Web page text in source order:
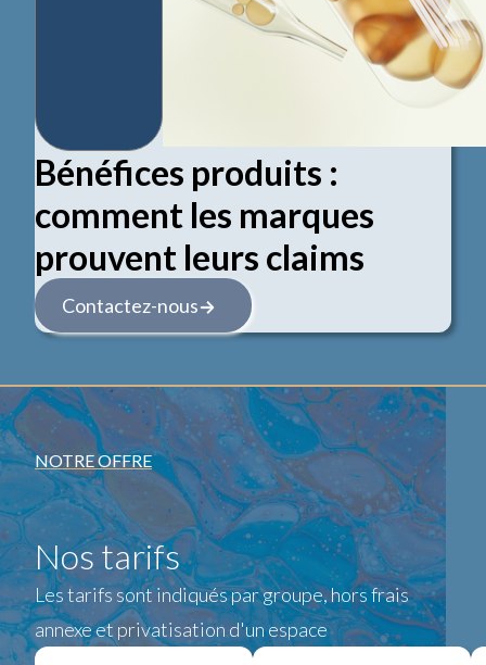
Bénéfices produits :
comment les marques
prouvent leurs claims
Contactez-nous
NOTRE OFFRE
Nos tarifs
Les tarifs sont indiqués par groupe, hors frais
annexe et privatisation d'un espace